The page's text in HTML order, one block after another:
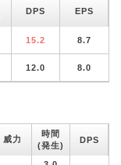
DPS EPS
15.2 8.7
12.0 8.0
威力
時間
(発生)
DPS